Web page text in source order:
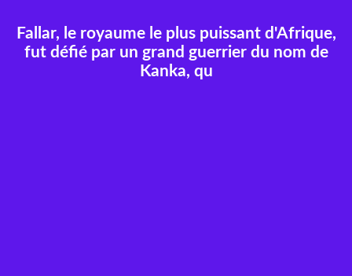
Fallar, le royaume le plus puissant d'Afrique,
fut défié par un grand guerrier du nom de
Kanka, qu